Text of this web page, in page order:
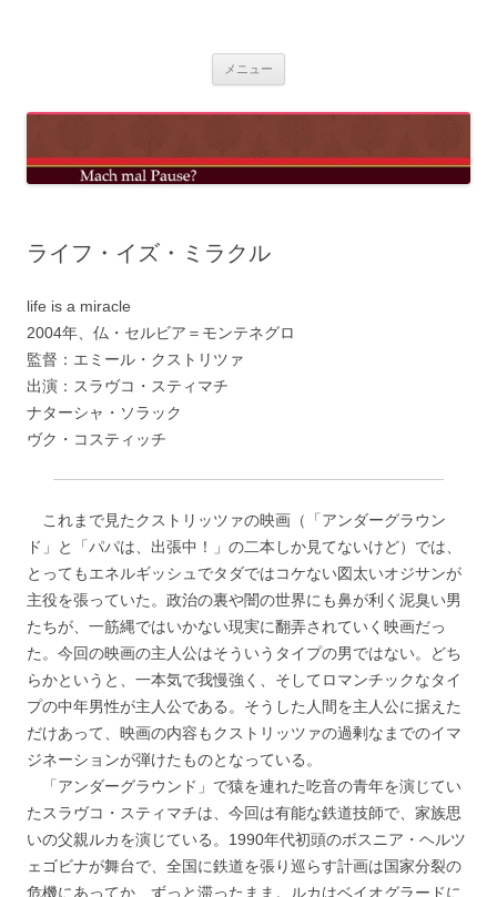
キ
メニュー
ライフ・イズ・ミラクル
life is a miracle
2004年、仏・セルビア＝モンテネグロ
監督：エミール・クストリツァ
出演：スラヴコ・スティマチ
ナターシャ・ソラック
ヴク・コスティッチ
これまで見たクストリッツァの映画（「アンダーグラウン
ド」と「パパは、出張中！」の二本しか見てないけど）では、
とってもエネルギッシュでタダではコケない図太いオジサンが
主役を張っていた。政治の裏や闇の世界にも鼻が利く泥臭い男
たちが、一筋縄ではいかない現実に翻弄されていく映画だっ
た。今回の映画の主人公はそういうタイプの男ではない。どち
らかというと、一本気で我慢強く、そしてロマンチックなタイ
プの中年男性が主人公である。そうした人間を主人公に据えた
だけあって、映画の内容もクストリッツァの過剰なまでのイマ
ジネーションが弾けたものとなっている。
「アンダーグラウンド」で猿を連れた吃音の青年を演じてい
たスラヴコ・スティマチは、今回は有能な鉄道技師で、家族思
いの父親ルカを演じている。1990年代初頭のボスニア・ヘルツ
ェゴビナが舞台で、全国に鉄道を張り巡らす計画は国家分裂の
危機にあってか、ずっと滞ったまま。ルカはベイオグラードに